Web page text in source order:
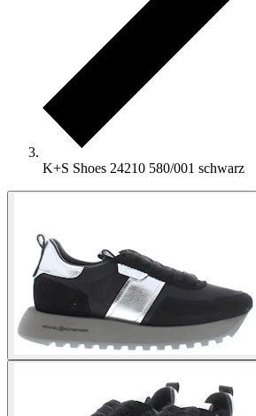
K+S Shoes 24210 580/001 schwarz